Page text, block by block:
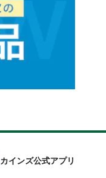
カインズ公式アプリ